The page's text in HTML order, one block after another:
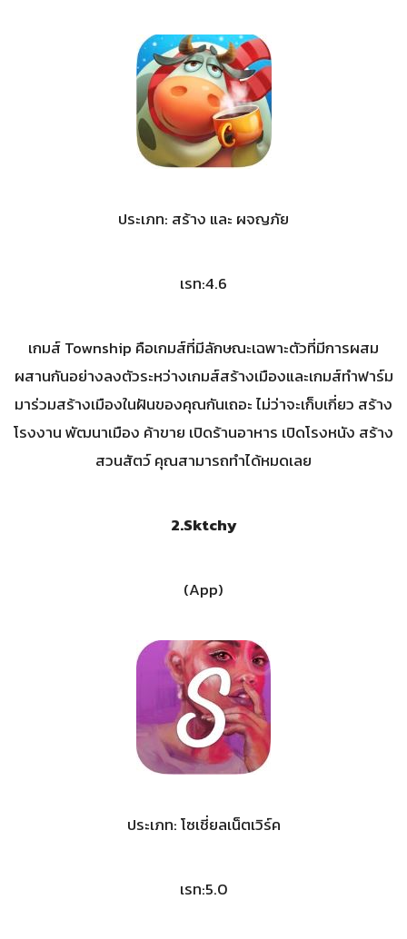
ประเภท: สร้าง และ ผจญภัย
เรท:4.6
เกมส์ Township คือเกมส์ที่มีลักษณะเฉพาะตัวที่มีการผสม
ผสานกันอย่างลงตัวระหว่างเกมส์สร้างเมืองและเกมส์ทำฟาร์ม
มาร่วมสร้างเมืองในฝันของคุณกันเถอะ ไม่ว่าจะเก็บเกี่ยว สร้าง
โรงงาน พัฒนาเมือง ค้าขาย เปิดร้านอาหาร เปิดโรงหนัง สร้าง
สวนสัตว์ คุณสามารถทำได้หมดเลย
2.Sktchy
(App)
ประเภท: โซเชี่ยลเน็ตเวิร์ค
เรท:5.0